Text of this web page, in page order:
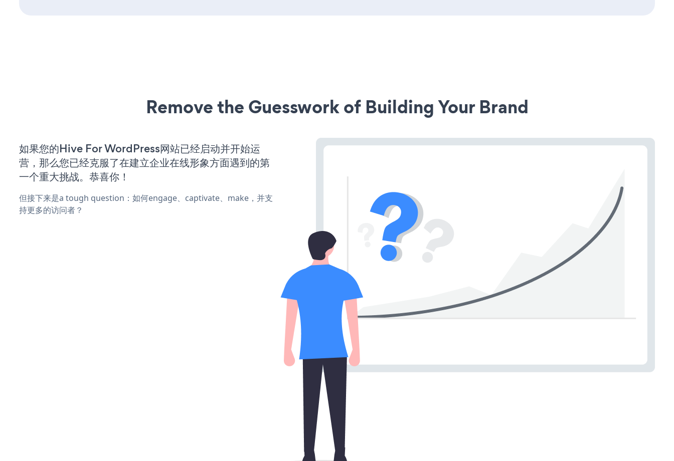
Remove the Guesswork of Building Your Brand
如果您的Hive For WordPress网站已经启动并开始运
营，那么您已经克服了在建立企业在线形象方面遇到的第
一个重大挑战。恭喜你！
但接下来是a tough question：如何engage、captivate、make，并支
持更多的访问者？